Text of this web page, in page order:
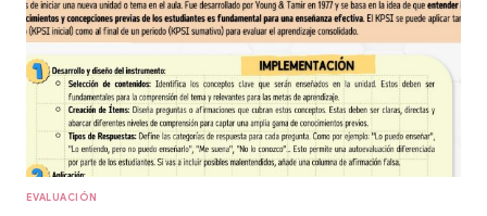
EVALUACIÓN